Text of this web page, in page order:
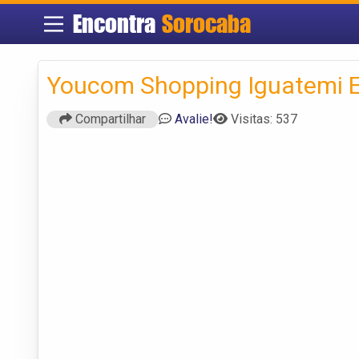
Encontra Sorocaba
Youcom Shopping Iguatemi
Compartilhar Avalie! Visitas: 537